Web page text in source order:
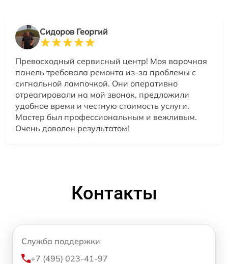
Сидоров Георгий
Превосходный сервисный центр! Моя варочная
панель требовала ремонта из-за проблемы с
сигнальной лампочкой. Они оперативно
отреагировали на мой звонок, предложили
удобное время и честную стоимость услуги.
Мастер был профессиональным и вежливым.
Очень доволен результатом!
Контакты
Служба поддержки
+7 (495) 023-41-97